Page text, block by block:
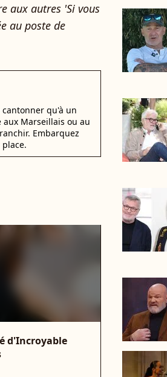
aux autres 'Si vous
au poste de
qu'à un
aux Marseillais ou au
Embarquez
d'Incroyable